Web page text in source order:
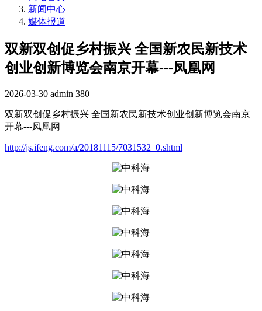
新闻中心
媒体报道
双新双创促乡村振兴 全国新农民新技术
创业创新博览会南京开幕---凤凰网
2026-03-30 admin 380
双新双创促乡村振兴 全国新农民新技术创业创新博览会南京
开幕---凤凰网
http://js.ifeng.com/a/20181115/7031532_0.shtml